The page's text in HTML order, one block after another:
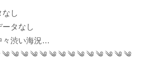
なし
ータなし
々渋い海況…
༄ ༄ ༄ ༄ ༄ ༄ ༄ ༄ ༄ ༄ ༄ ༄ ༄